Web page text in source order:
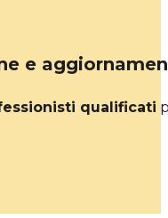
e
qualificati